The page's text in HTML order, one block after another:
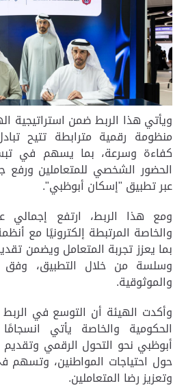
ويأتي هذا الربط ضمن استراتيجية
منظومة رقمية مترابطة تتيح
كفاءة وسرعة، بما يسهم في
الحضور الشخصي للمتعاملين ورفع
عبر تطبيق "إسكان أبوظبي".
ومع هذا الربط، ارتفع إجمالي
بما يعزز تجربة المتعامل ويضمن
وسلسة من خلال التطبيق، وفق
والموثوقية.
وأكدت الهيئة أن التوسع في الربط
الحكومية والخاصة يأتي
أبوظبي نحو التحول الرقمي
حول احتياجات المواطنين، وتسهم
وتعزيز رضا المتعاملين.